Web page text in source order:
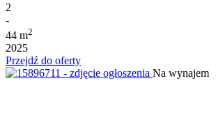
2
-
44 m2
2025
Przejdź do oferty
Na wynajem